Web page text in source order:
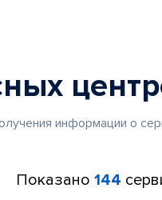
информации о
Показано 144